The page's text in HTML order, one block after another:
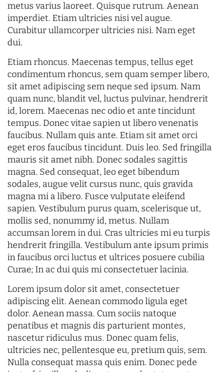
metus varius laoreet. Quisque rutrum. Aenean
imperdiet. Etiam ultricies nisi vel augue.
Curabitur ullamcorper ultricies nisi. Nam eget
dui.
Etiam rhoncus. Maecenas tempus, tellus eget
condimentum rhoncus, sem quam semper libero,
sit amet adipiscing sem neque sed ipsum. Nam
quam nunc, blandit vel, luctus pulvinar, hendrerit
id, lorem. Maecenas nec odio et ante tincidunt
tempus. Donec vitae sapien ut libero venenatis
faucibus. Nullam quis ante. Etiam sit amet orci
eget eros faucibus tincidunt. Duis leo. Sed fringilla
mauris sit amet nibh. Donec sodales sagittis
magna. Sed consequat, leo eget bibendum
sodales, augue velit cursus nunc, quis gravida
magna mi a libero. Fusce vulputate eleifend
sapien. Vestibulum purus quam, scelerisque ut,
mollis sed, nonummy id, metus. Nullam
accumsan lorem in dui. Cras ultricies mi eu turpis
hendrerit fringilla. Vestibulum ante ipsum primis
in faucibus orci luctus et ultrices posuere cubilia
Curae; In ac dui quis mi consectetuer lacinia.
Lorem ipsum dolor sit amet, consectetuer
adipiscing elit. Aenean commodo ligula eget
dolor. Aenean massa. Cum sociis natoque
penatibus et magnis dis parturient montes,
nascetur ridiculus mus. Donec quam felis,
ultricies nec, pellentesque eu, pretium quis, sem.
Nulla consequat massa quis enim. Donec pede